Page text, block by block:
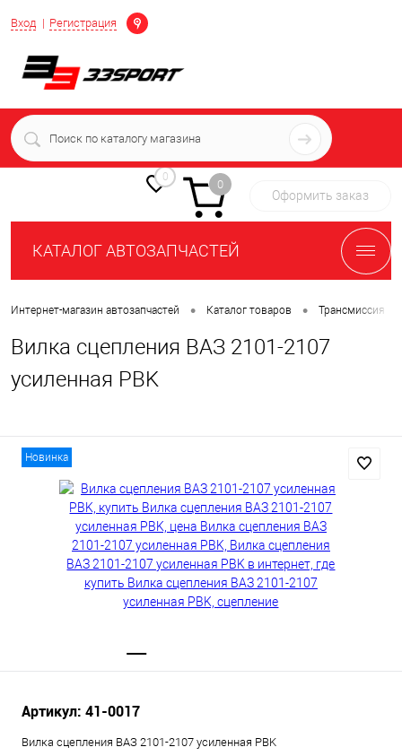
Вход Регистрация
Определение
+7 (939) 716-10-06
пн-пт 7:00-16:00 МСК
0
0
Оформить заказ
КАТАЛОГ АВТОЗАПЧАСТЕЙ
Интернет-магазин автозапчастей • Каталог товаров • Трансмиссия
Вилка сцепления ВАЗ 2101-2107
усиленная PBK
Новинка
Артикул: 41-0017
Вилка сцепления ВАЗ 2101-2107 усиленная PBK